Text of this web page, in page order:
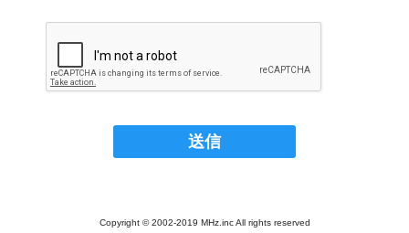
Copyright © 2002-2019 MHz.inc All rights reserved